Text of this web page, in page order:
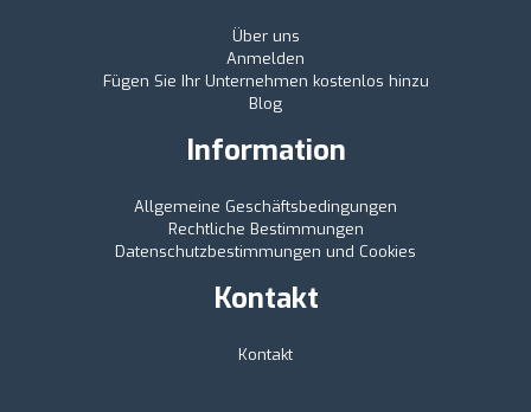
Über uns
Anmelden
Fügen Sie Ihr Unternehmen kostenlos hinzu
Blog
Information
Allgemeine Geschäftsbedingungen
Rechtliche Bestimmungen
Datenschutzbestimmungen und Cookies
Kontakt
Kontakt